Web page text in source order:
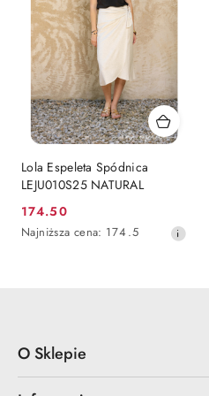
Lola Espeleta Spódnica
LEJU010S25 NATURAL
Cena
promocyjna:
174.50
Najniższa
Najniższa cena: 174.5
O Sklepie